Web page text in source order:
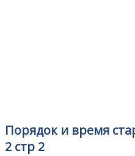
Порядок и время
2 стр 2